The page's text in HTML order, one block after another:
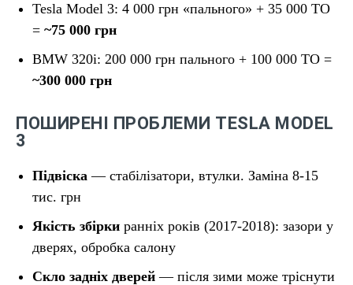
Tesla Model 3: 4 000 грн «пального» + 35 000 ТО
= ~75 000 грн
BMW 320i: 200 000 грн пального + 100 000 ТО =
~300 000 грн
ПОШИРЕНІ ПРОБЛЕМИ TESLA MODEL
3
Підвіска — стабілізатори, втулки. Заміна 8-15
тис. грн
Якість збірки ранніх років (2017-2018): зазори у
дверях, обробка салону
Скло задніх дверей — після зими може тріснути